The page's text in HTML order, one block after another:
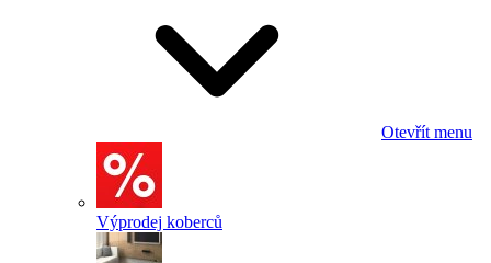
Otevřít menu
Výprodej koberců